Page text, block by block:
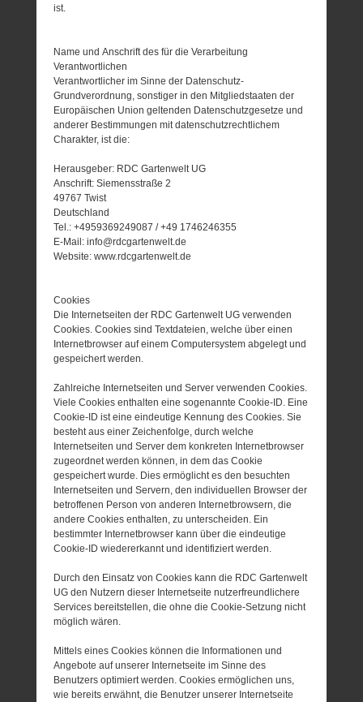
ist.
Name und Anschrift des für die Verarbeitung
Verantwortlichen
Verantwortlicher im Sinne der Datenschutz-
Grundverordnung, sonstiger in den Mitgliedstaaten der
Europäischen Union geltenden Datenschutzgesetze und
anderer Bestimmungen mit datenschutzrechtlichem
Charakter, ist die:
Herausgeber: RDC Gartenwelt UG
Anschrift: Siemensstraße 2
49767 Twist
Deutschland
Tel.: +4959369249087 / +49 1746246355
E-Mail: info@rdcgartenwelt.de
Website: www.rdcgartenwelt.de
Cookies
Die Internetseiten der RDC Gartenwelt UG verwenden
Cookies. Cookies sind Textdateien, welche über einen
Internetbrowser auf einem Computersystem abgelegt und
gespeichert werden.
Zahlreiche Internetseiten und Server verwenden Cookies.
Viele Cookies enthalten eine sogenannte Cookie-ID. Eine
Cookie-ID ist eine eindeutige Kennung des Cookies. Sie
besteht aus einer Zeichenfolge, durch welche
Internetseiten und Server dem konkreten Internetbrowser
zugeordnet werden können, in dem das Cookie
gespeichert wurde. Dies ermöglicht es den besuchten
Internetseiten und Servern, den individuellen Browser der
betroffenen Person von anderen Internetbrowsern, die
andere Cookies enthalten, zu unterscheiden. Ein
bestimmter Internetbrowser kann über die eindeutige
Cookie-ID wiedererkannt und identifiziert werden.
Durch den Einsatz von Cookies kann die RDC Gartenwelt
UG den Nutzern dieser Internetseite nutzerfreundlichere
Services bereitstellen, die ohne die Cookie-Setzung nicht
möglich wären.
Mittels eines Cookies können die Informationen und
Angebote auf unserer Internetseite im Sinne des
Benutzers optimiert werden. Cookies ermöglichen uns,
wie bereits erwähnt, die Benutzer unserer Internetseite